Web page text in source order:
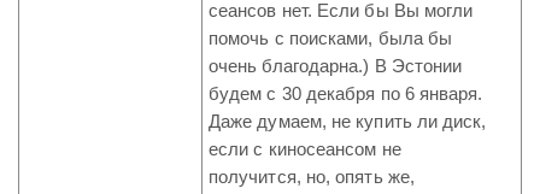
сеансов нет. Если бы Вы могли
помочь с поисками, была бы
очень благодарна.) В Эстонии
будем с 30 декабря по 6 января.
Даже думаем, не купить ли диск,
если с киносеансом не
получится, но, опять же,